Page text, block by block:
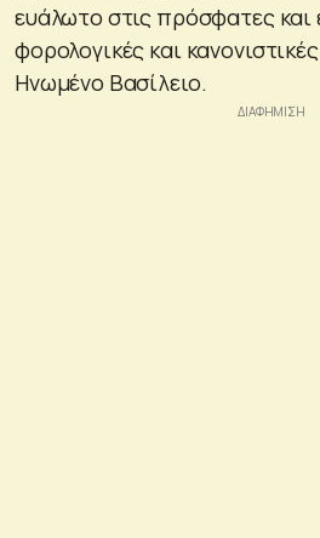
ευάλωτο στις πρόσφατες και
φορολογικές και
Ηνωμένο Βασίλειο.